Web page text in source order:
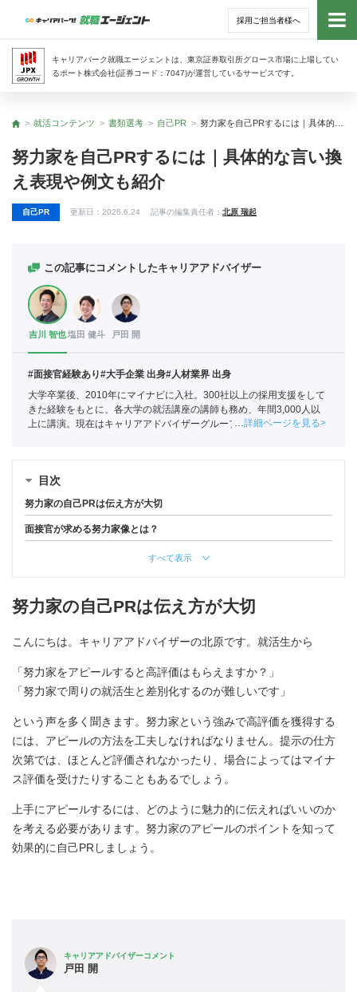
採用ご担当者様へ
キャリアパーク就職エージェントは、東京証券取引所グロース市場に上場してい
るポート株式会社(証券コード：7047)が運営しているサービスです。
トッ
トップ
就活コンテンツ 書類選考 自己PR
努力家を自己PRするには｜具体的な言い換
え表現や例文も紹介
自己PR 更新日： 2026.6.24 記事の編集責任者： 北原 瑞起
この記事にコメントしたキャリアアドバイザー
吉川 智也塩田 健斗 戸田 開
#面接官経験あり#大手企業 出身#人材業界 出身
大学卒業後、2010年にマイナビに入社。300社以上の採用支援をして
きた経験をもとに、各大学の就活講座の講師も務め、年間3,000人以
上に講演。現在はキャリアアドバイザーグループの責任者として年間
詳細ページを見る
目次
努力家の自己PRは伝え方が大切
面接官が求める努力家像とは？
すべて表示
努力家の自己PRは伝え方が大切
こんにちは。キャリアアドバイザーの北原です。就活生から
「努力家をアピールすると高評価はもらえますか？」
「努力家で周りの就活生と差別化するのが難しいです」
という声を多く聞きます。努力家という強みで高評価を獲得する
には、アピールの方法を工夫しなければなりません。提示の仕方
次第では、ほとんど評価されなかったり、場合によってはマイナ
ス評価を受けたりすることもあるでしょう。
上手にアピールするには、どのように魅力的に伝えればいいのか
を考える必要があります。努力家のアピールのポイントを知って
効果的に自己PRしましょう。
キャリアアドバイザーコメント
戸田 開